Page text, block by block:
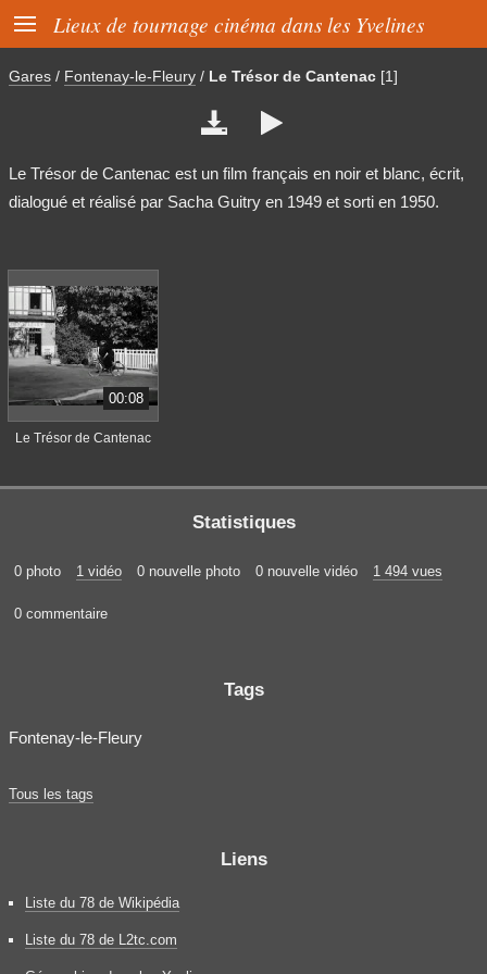
 Lieux de tournage cinéma dans les Yvelines
Gares / Fontenay-le-Fleury / Le Trésor de Cantenac [1]
 
Le Trésor de Cantenac est un film français en noir et blanc, écrit,
dialogué et réalisé par Sacha Guitry en 1949 et sorti en 1950.
00:08
Le Trésor de Cantenac
Statistiques
0 photo 1 vidéo 0 nouvelle photo 0 nouvelle vidéo 1 494 vues
0 commentaire
Tags
Fontenay-le-Fleury
Tous les tags
Liens
Liste du 78 de Wikipédia
Liste du 78 de L2tc.com